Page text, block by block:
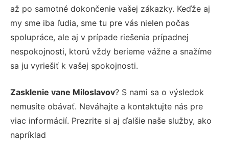
až po samotné dokončenie vašej zákazky. Keďže aj
my sme iba ľudia, sme tu pre vás nielen počas
spolupráce, ale aj v prípade riešenia prípadnej
nespokojnosti, ktorú vždy berieme vážne a snažíme
sa ju vyriešiť k vašej spokojnosti.
Zasklenie vane Miloslavov? S nami sa o výsledok
nemusíte obávať. Neváhajte a kontaktujte nás pre
viac informácií. Prezrite si aj ďalšie naše služby, ako
napríklad